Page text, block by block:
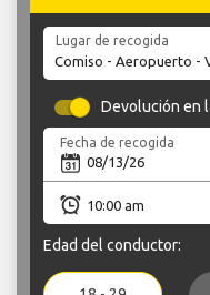
Lugar de recogida
Devolución en
Fecha de recogida
Edad del conductor: